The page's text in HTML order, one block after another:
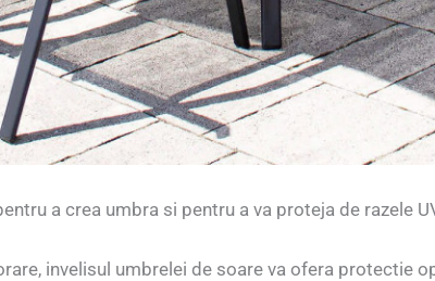
a crea umbra si pentru a va proteja de razele
invelisul umbrelei de soare va ofera protectie